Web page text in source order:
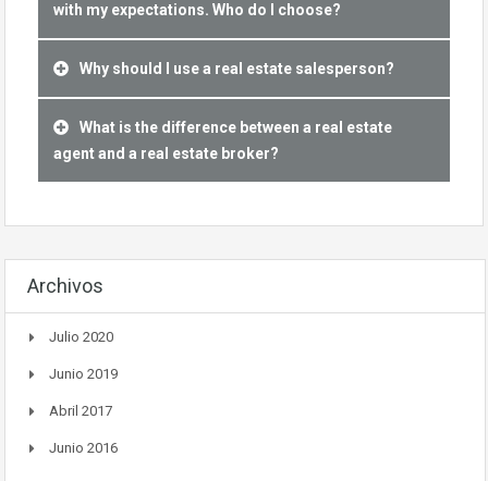
with my expectations. Who do I choose?
Why should I use a real estate salesperson?
What is the difference between a real estate
agent and a real estate broker?
Archivos
Julio 2020
Junio 2019
Abril 2017
Junio 2016